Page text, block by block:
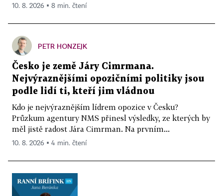
10. 8. 2026 ▪ 8 min. čtení
PETR HONZEJK
Česko je země Járy Cimrmana.
Nejvýraznějšími opozičními politiky jsou
podle lidí ti, kteří jim vládnou
Kdo je nejvýraznějším lídrem opozice v Česku?
Průzkum agentury NMS přinesl výsledky, ze kterých by
měl jistě radost Jára Cimrman. Na prvním...
10. 8. 2026 ▪ 4 min. čtení